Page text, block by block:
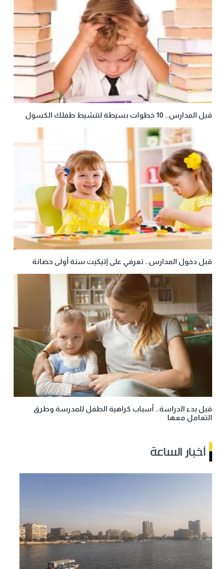
قبل المدارس.. 10 خطوات بسيطة لتنشيط طفلك الكسول
قبل دخول المدارس.. تعرفي على إتيكيت سنة أولى حضانة
قبل بدء الدراسة.. أسباب كراهية الطفل للمدرسة وطرق
التعامل معها
أخبار الساعة